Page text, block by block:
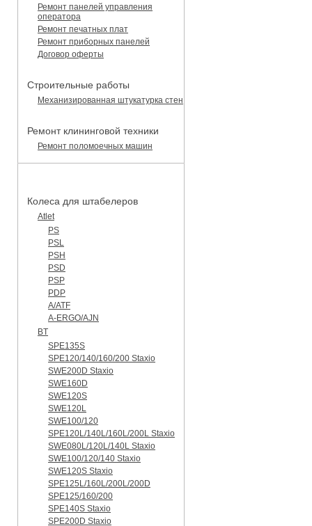
Ремонт панелей управления
оператора
Ремонт печатных плат
Ремонт приборных панелей
Договор оферты
Строительные работы
Механизированная штукатурка стен
Ремонт клининговой техники
Ремонт поломоечных машин
Колеса для штабелеров
Atlet
PS
PSL
PSH
PSD
PSP
PDP
A/ATF
A-ERGO/AJN
BT
SPE135S
SPE120/140/160/200 Staxio
SWE200D Staxio
SWE160D
SWE120S
SWE120L
SWE100/120
SPE120L/140L/160L/200L Staxio
SWE080L/120L/140L Staxio
SWE100/120/140 Staxio
SWE120S Staxio
SPE125L/160L/200L/200D
SPE125/160/200
SPE140S Staxio
SPE200D Staxio